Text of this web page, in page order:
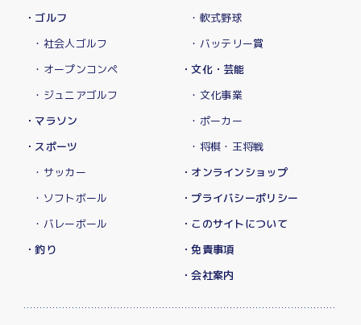
・ゴルフ
・社会人ゴルフ
・オープンコンペ
・ジュニアゴルフ
・マラソン
・スポーツ
・サッカー
・ソフトボール
・バレーボール
・釣り
・軟式野球
・バッテリー賞
・文化・芸能
・文化事業
・ポーカー
・将棋・王将戦
・オンラインショップ
・プライバシーポリシー
・このサイトについて
・免責事項
・会社案内